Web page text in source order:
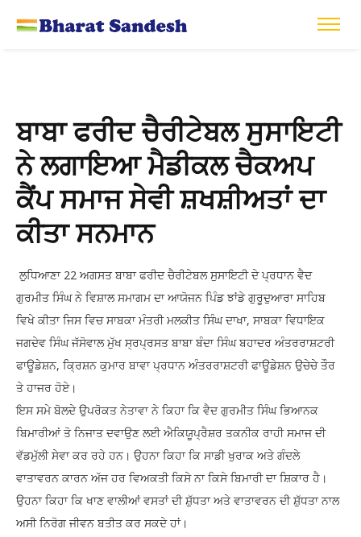
ਬਾਬਾ ਫਰੀਦ ਚੈਰੀਟੇਬਲ ਸੁਸਾਇਟੀ
ਨੇ ਲਗਾਇਆ ਮੈਡੀਕਲ ਚੈਕਅਪ
ਕੈਂਪ ਸਮਾਜ ਸੇਵੀ ਸ਼ਖਸ਼ੀਅਤਾਂ ਦਾ
ਕੀਤਾ ਸਨਮਾਨ
ਲੁਧਿਆਣਾ 22 ਅਗਸਤ ਬਾਬਾ ਫਰੀਦ ਚੈਰੀਟੇਬਲ ਸੁਸਾਇਟੀ ਦੇ ਪ੍ਰਧਾਨ ਵੈਦ
ਗੁਰਮੀਤ ਸਿੰਘ ਨੇ ਵਿਸ਼ਾਲ ਸਮਾਗਮ ਦਾ ਆਯੋਜਨ ਪਿੰਡ ਝਾਂਡੇ ਗੁਰੂਦੁਆਰਾ ਸਾਹਿਬ
ਵਿਖੇ ਕੀਤਾ ਜਿਸ ਵਿਚ ਸਾਬਕਾ ਮੰਤਰੀ ਮਲਕੀਤ ਸਿੰਘ ਦਾਖਾ, ਸਾਬਕਾ ਵਿਧਾਇਕ
ਜਗਦੇਵ ਸਿੰਘ ਜੱਸੋਵਾਲ ਮੁੱਖ ਸ੍ਰਪ੍ਰਸਤ ਬਾਬਾ ਬੰਦਾ ਸਿੰਘ ਬਹਾਦਰ ਅੰਤਰਰਾਸ਼ਟਰੀ
ਫਾਊਡੇਸ਼ਨ, ਕ੍ਰਿਸ਼ਨ ਕੁਮਾਰ ਬਾਵਾ ਪ੍ਰਧਾਨ ਅੰਤਰਰਾਸ਼ਟਰੀ ਫਾਊਡੇਸ਼ਨ ਉਚੇਚੇ ਤੌਰ
ਤੇ ਹਾਜਰ ਹੋਏ।
ਇਸ ਸਮੇ ਬੋਲਦੇ ਉਪਰੋਕਤ ਨੇਤਾਵਾ ਨੇ ਕਿਹਾ ਕਿ ਵੈਦ ਗੁਰਮੀਤ ਸਿੰਘ ਭਿਆਨਕ
ਬਿਮਾਰੀਆਂ ਤੋ ਨਿਜਾਤ ਦਵਾਉਣ ਲਈ ਐਕਿਯੂਪ੍ਰੈਸ਼ਰ ਤਕਨੀਕ ਰਾਹੀ ਸਮਾਜ ਦੀ
ਵੱਡਮੁੱਲੀ ਸੇਵਾ ਕਰ ਰਹੇ ਹਨ। ਉਹਨਾ ਕਿਹਾ ਕਿ ਸਾਡੀ ਖੁਰਾਕ ਅਤੇ ਗੰਦਲੇ
ਵਾਤਾਵਰਨ ਕਾਰਨ ਅੱਜ ਹਰ ਵਿਅਕਤੀ ਕਿਸੇ ਨਾ ਕਿਸੇ ਬਿਮਾਰੀ ਦਾ ਸ਼ਿਕਾਰ ਹੈ।
ਉਹਨਾ ਕਿਹਾ ਕਿ ਖਾਣ ਵਾਲੀਆਂ ਵਸਤਾਂ ਦੀ ਸ਼ੁੱਧਤਾ ਅਤੇ ਵਾਤਾਵਰਨ ਦੀ ਸ਼ੁੱਧਤਾ ਨਾਲ
ਅਸੀ ਨਿਰੋਗ ਜੀਵਨ ਬਤੀਤ ਕਰ ਸਕਦੇ ਹਾਂ।